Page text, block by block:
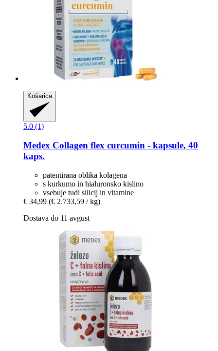
Košarica
5.0 (1)
Medex Collagen flex curcumin -​ kapsule, 40
kaps.
patentirana oblika kolagena
s kurkumo in hialuronsko kislino
vsebuje tudi silicij in vitamine
€ 34,99 (€ 2.733,59 / kg)
Dostava do 11 avgust